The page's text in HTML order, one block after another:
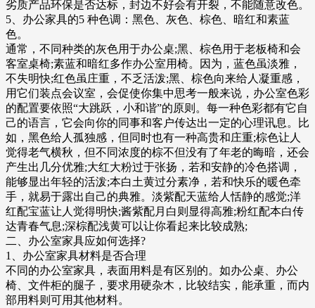
劣质产品环保是否达标，封边不好会有开裂，不能随意改色。
5、办公家具的5 种色调：黑色、灰色、棕色、暗红和素蓝
色。
通常，不同种类的灰色用于办公桌;黑、棕色用于老板椅和会
客室桌椅;素蓝和暗红多作办公室用椅。因为，蓝色虽淡雅，
不失明快;红色虽庄重，不乏活泼;黑、棕色向来给人凝重感，
用它们装点会议室，会促使你集中思考一般来说，办公室色彩
的配置要依照“大跳跃，小和谐”的原则。每一种色彩都有它自
己的语言，它会向你的同事和客户传达出一定的心理讯息。比
如，黑色给人孤独感，但同时也有一种高贵和庄重;棕色让人
觉得老气横秋，但不同浓度的棕不但没有了年老的晦暗，还会
产生出几分优雅;大红大粉过于张扬，若和安静的冷色搭调，
能够显出年轻的活泼;本白土黄过分素净，若和快乐的暖色牵
手，就易于露出自己的典雅。淡紫配天蓝给人恬静的感觉;洋
红配宝蓝让人觉得明快;酱紫配月白则显得高雅;粉红配本白传
达青春气息;深棕配浅黄可以让你看起来比较成熟;
二、办公室家具应如何选择?
1、办公室家具材料是否合理
不同的办公室家具，表面用料是有区别的。如办公桌、办公
椅、文件柜的腿子，要求用硬杂木，比较结实，能承重，而内
部用料则可用其他材料。